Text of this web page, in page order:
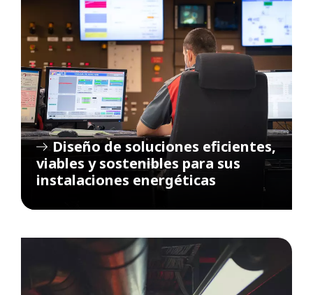
Diseño de soluciones eficientes,
viables y sostenibles para sus
instalaciones energéticas